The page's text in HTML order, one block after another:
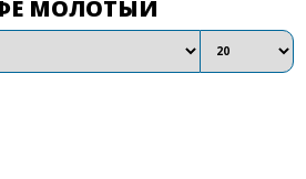
МОЛОТЫЙ